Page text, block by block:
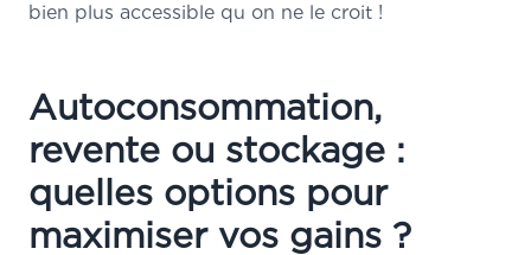
bien plus accessible qu on ne le croit !
Autoconsommation,
revente ou stockage :
quelles options pour
maximiser vos gains ?